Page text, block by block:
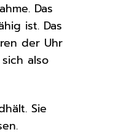
Das
ist. Das
der Uhr
also
Sie